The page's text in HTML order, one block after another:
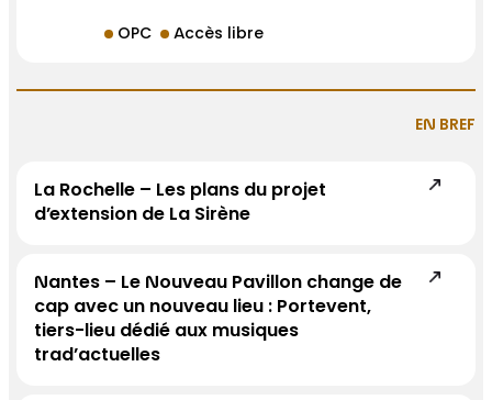
OPC Accès libre
EN BREF
La Rochelle – Les plans du projet
d’extension de La Sirène
Nantes – Le Nouveau Pavillon change de
cap avec un nouveau lieu : Portevent,
tiers-lieu dédié aux musiques
trad’actuelles